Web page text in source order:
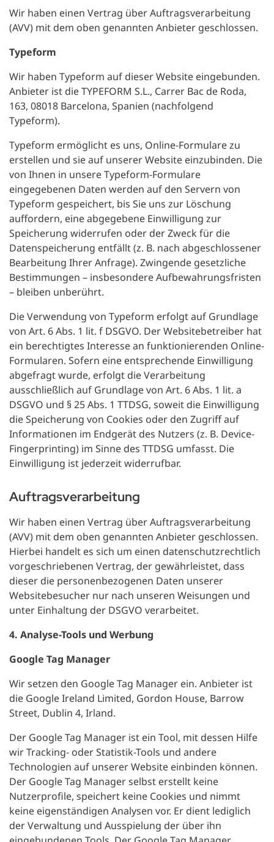
Wir haben einen Vertrag über Auftragsverarbeitung
(AVV) mit dem oben genannten Anbieter geschlossen.
Typeform
Wir haben Typeform auf dieser Website eingebunden.
Anbieter ist die TYPEFORM S.L., Carrer Bac de Roda,
163, 08018 Barcelona, Spanien (nachfolgend
Typeform).
Typeform ermöglicht es uns, Online-Formulare zu
erstellen und sie auf unserer Website einzubinden. Die
von Ihnen in unsere Typeform-Formulare
eingegebenen Daten werden auf den Servern von
Typeform gespeichert, bis Sie uns zur Löschung
auffordern, eine abgegebene Einwilligung zur
Speicherung widerrufen oder der Zweck für die
Datenspeicherung entfällt (z. B. nach abgeschlossener
Bearbeitung Ihrer Anfrage). Zwingende gesetzliche
Bestimmungen – insbesondere Aufbewahrungsfristen
– bleiben unberührt.
Die Verwendung von Typeform erfolgt auf Grundlage
von Art. 6 Abs. 1 lit. f DSGVO. Der Websitebetreiber hat
ein berechtigtes Interesse an funktionierenden Online-
Formularen. Sofern eine entsprechende Einwilligung
abgefragt wurde, erfolgt die Verarbeitung
ausschließlich auf Grundlage von Art. 6 Abs. 1 lit. a
DSGVO und § 25 Abs. 1 TTDSG, soweit die Einwilligung
die Speicherung von Cookies oder den Zugriff auf
Informationen im Endgerät des Nutzers (z. B. Device-
Fingerprinting) im Sinne des TTDSG umfasst. Die
Einwilligung ist jederzeit widerrufbar.
Auftragsverarbeitung
Wir haben einen Vertrag über Auftragsverarbeitung
(AVV) mit dem oben genannten Anbieter geschlossen.
Hierbei handelt es sich um einen datenschutzrechtlich
vorgeschriebenen Vertrag, der gewährleistet, dass
dieser die personenbezogenen Daten unserer
Websitebesucher nur nach unseren Weisungen und
unter Einhaltung der DSGVO verarbeitet.
4. Analyse-Tools und Werbung
Google Tag Manager
Wir setzen den Google Tag Manager ein. Anbieter ist
die Google Ireland Limited, Gordon House, Barrow
Street, Dublin 4, Irland.
Der Google Tag Manager ist ein Tool, mit dessen Hilfe
wir Tracking- oder Statistik-Tools und andere
Technologien auf unserer Website einbinden können.
Der Google Tag Manager selbst erstellt keine
Nutzerprofile, speichert keine Cookies und nimmt
keine eigenständigen Analysen vor. Er dient lediglich
der Verwaltung und Ausspielung der über ihn